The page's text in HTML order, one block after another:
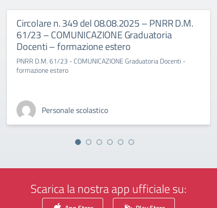
Circolare n. 349 del 08.08.2025 – PNRR D.M.
61/23 – COMUNICAZIONE Graduatoria
Docenti – formazione estero
PNRR D.M. 61/23 - COMUNICAZIONE Graduatoria Docenti -
formazione estero
Personale scolastico
Scarica la nostra app ufficiale su: